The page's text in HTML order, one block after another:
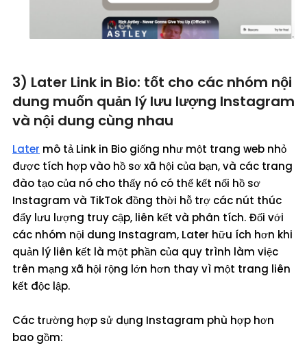
3) Later Link in Bio: tốt cho các nhóm nội
dung muốn quản lý lưu lượng Instagram
và nội dung cùng nhau
Later mô tả Link in Bio giống như một trang web nhỏ
được tích hợp vào hồ sơ xã hội của bạn, và các trang
đào tạo của nó cho thấy nó có thể kết nối hồ sơ
Instagram và TikTok đồng thời hỗ trợ các nút thúc
đẩy lưu lượng truy cập, liên kết và phân tích. Đối với
các nhóm nội dung Instagram, Later hữu ích hơn khi
quản lý liên kết là một phần của quy trình làm việc
trên mạng xã hội rộng lớn hơn thay vì một trang liên
kết độc lập.
Các trường hợp sử dụng Instagram phù hợp hơn
bao gồm: